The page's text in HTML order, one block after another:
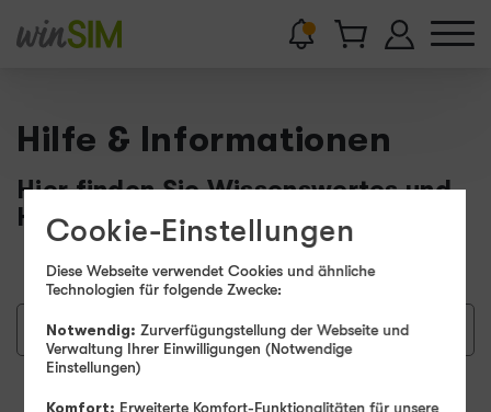
Hilfe & Informationen
Hier finden Sie Wissenswertes und
Hilfestellungen.
Cookie-Einstellungen
Diese Webseite verwendet Cookies und ähnliche
Technologien für folgende Zwecke:
Notwendig: Zurverfügungstellung der Webseite und
Verwaltung Ihrer Einwilligungen (Notwendige
Einstellungen)
Komfort: Erweiterte Komfort-Funktionalitäten für unsere